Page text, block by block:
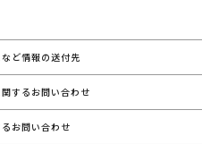
ど情報の送付先
するお問い合わせ
お問い合わせ